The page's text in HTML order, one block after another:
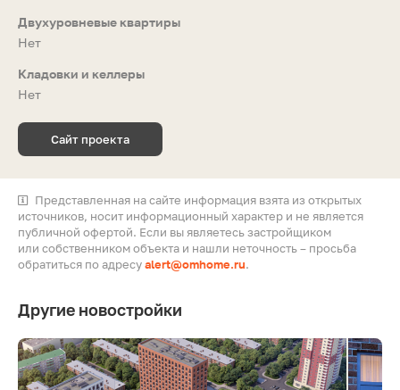
Двухуровневые квартиры
Нет
Кладовки и келлеры
Нет
Сайт проекта
Представленная на сайте информация взята из открытых
источников, носит информационный характер и не является
публичной офертой. Если вы являетесь застройщиком
или собственником объекта и нашли неточность – просьба
обратиться по адресуalert@omhome.ru.
Другие новостройки